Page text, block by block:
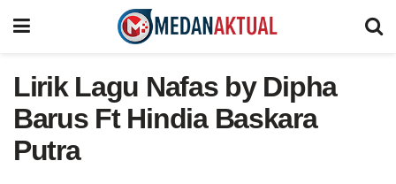
Lirik Lagu Nafas by Dipha
Barus Ft Hindia Baskara
Putra